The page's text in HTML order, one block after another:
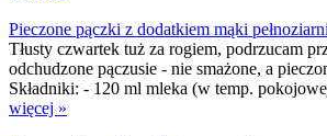
Pieczone pączki z dodatkiem mąki
Tłusty czwartek tuż za rogiem, podrzucam
odchudzone pączusie - nie smażone, a
Składniki: - 120 ml mleka (w temp.
więcej »